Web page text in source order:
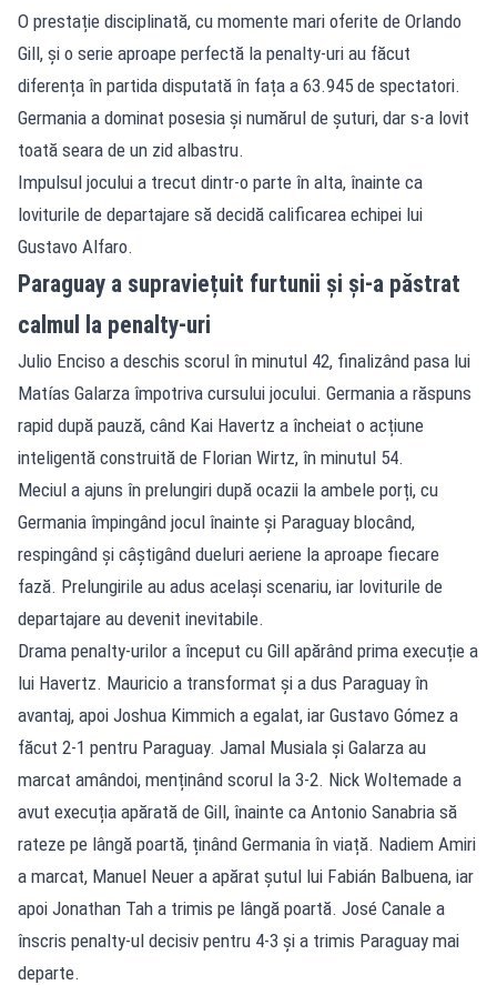
O prestație disciplinată, cu momente mari oferite de Orlando
Gill, și o serie aproape perfectă la penalty-uri au făcut
diferența în partida disputată în fața a 63.945 de spectatori.
Germania a dominat posesia și numărul de șuturi, dar s-a lovit
toată seara de un zid albastru.
Impulsul jocului a trecut dintr-o parte în alta, înainte ca
loviturile de departajare să decidă calificarea echipei lui
Gustavo Alfaro.
Paraguay a supraviețuit furtunii și și-a păstrat
calmul la penalty-uri
Julio Enciso a deschis scorul în minutul 42, finalizând pasa lui
Matías Galarza împotriva cursului jocului. Germania a răspuns
rapid după pauză, când Kai Havertz a încheiat o acțiune
inteligentă construită de Florian Wirtz, în minutul 54.
Meciul a ajuns în prelungiri după ocazii la ambele porți, cu
Germania împingând jocul înainte și Paraguay blocând,
respingând și câștigând dueluri aeriene la aproape fiecare
fază. Prelungirile au adus același scenariu, iar loviturile de
departajare au devenit inevitabile.
Drama penalty-urilor a început cu Gill apărând prima execuție a
lui Havertz. Mauricio a transformat și a dus Paraguay în
avantaj, apoi Joshua Kimmich a egalat, iar Gustavo Gómez a
făcut 2-1 pentru Paraguay. Jamal Musiala și Galarza au
marcat amândoi, menținând scorul la 3-2. Nick Woltemade a
avut execuția apărată de Gill, înainte ca Antonio Sanabria să
rateze pe lângă poartă, ținând Germania în viață. Nadiem Amiri
a marcat, Manuel Neuer a apărat șutul lui Fabián Balbuena, iar
apoi Jonathan Tah a trimis pe lângă poartă. José Canale a
înscris penalty-ul decisiv pentru 4-3 și a trimis Paraguay mai
departe.